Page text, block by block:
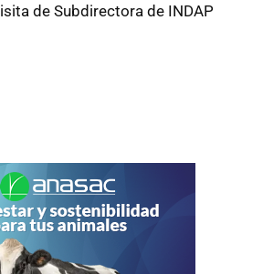
de Subdirectora de INDAP